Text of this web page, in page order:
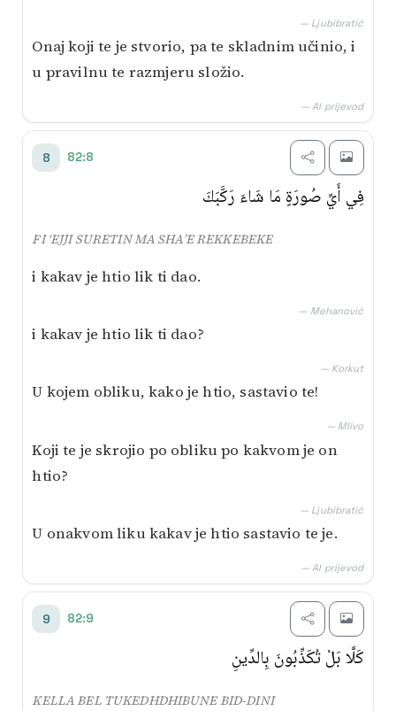
— Ljubibratić
Onaj koji te je stvorio, pa te skladnim učinio, i
u pravilnu te razmjeru složio.
— AI prijevod
8 82:8
فِي أَيِّ صُورَةٍ مَا شَاءَ رَكَّبَكَ
FI ‘EJJI SURETIN MA SHA’E REKKEBEKE
i kakav je htio lik ti dao.
— Mehanović
i kakav je htio lik ti dao?
— Korkut
U kojem obliku, kako je htio, sastavio te!
— Mlivo
Koji te je skrojio po obliku po kakvom je on
htio?
— Ljubibratić
U onakvom liku kakav je htio sastavio te je.
— AI prijevod
9 82:9
كَلَّا بَلْ تُكَذِّبُونَ بِالدِّينِ
KELLA BEL TUKEDHDHIBUNE BID-DINI